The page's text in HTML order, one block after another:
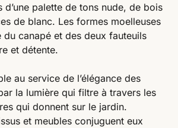
d’une palette de tons nude, de bois
de blanc. Les formes moelleuses
canapé et des deux fauteuils
et détente.
au service de l’élégance des
la lumière qui filtre à travers les
qui donnent sur le jardin.
et meubles conjuguent eux